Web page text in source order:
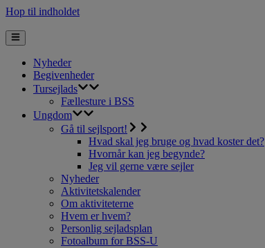
Hop til indholdet
Nyheder
Begivenheder
Tursejlads
Fællesture i BSS
Ungdom
Gå til sejlsport!
Hvad skal jeg bruge og hvad koster det?
Hvornår kan jeg begynde?
Jeg vil gerne være sejler
Nyheder
Aktivitetskalender
Om aktiviteterne
Hvem er hvem?
Personlig sejladsplan
Fotoalbum for BSS-U